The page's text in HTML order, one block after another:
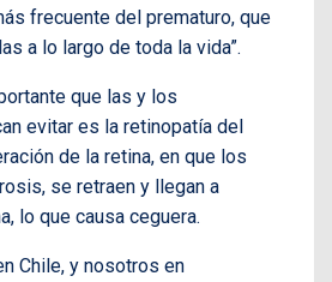
frecuente del prematuro, que
a lo largo de toda la vida”.
que las y los
evitar es la retinopatía del
de la retina, en que los
se retraen y llegan a
lo que causa ceguera.
Chile, y nosotros en